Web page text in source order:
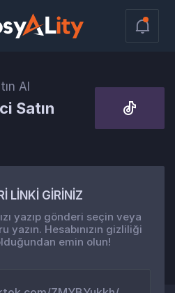
Al
Satın
LİNKİ GİRİNİZ
yazıp gönderi seçin veya
Hesabınızın gizliliği
emin olun!